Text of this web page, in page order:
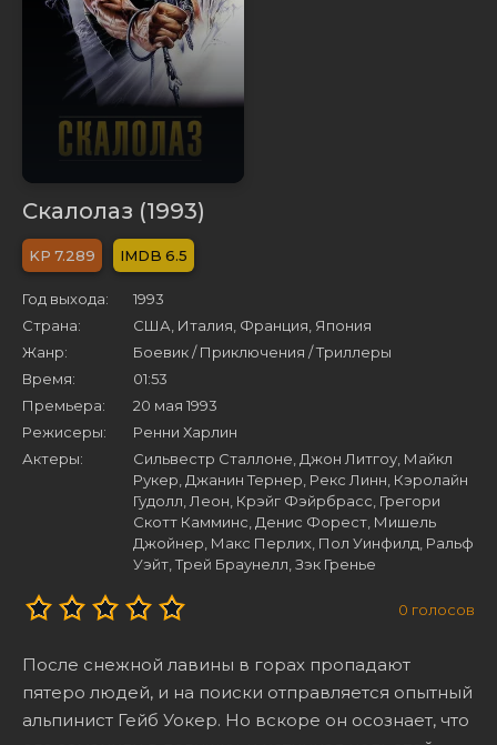
Скалолаз (1993)
7.289 6.5
Год выхода:
1993
Страна:
США, Италия, Франция, Япония
Жанр:
Боевик / Приключения / Триллеры
Время:
01:53
Премьера:
20 мая 1993
Режисеры:
Ренни Харлин
Актеры:
Сильвестр Сталлоне, Джон Литгоу, Майкл
Рукер, Джанин Тернер, Рекс Линн, Кэролайн
Гудолл, Леон, Крэйг Фэйрбрасс, Грегори
Скотт Камминс, Денис Форест, Мишель
Джойнер, Макс Перлих, Пол Уинфилд, Ральф
Уэйт, Трей Браунелл, Зэк Гренье
0 голосов
После снежной лавины в горах пропадают
пятеро людей, и на поиски отправляется опытный
альпинист Гейб Уокер. Но вскоре он осознает, что